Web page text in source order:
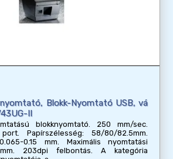
Blokk-Nyomtató USB, vá
II
blokknyomtató. 250 mm/sec.
Papírszélesség: 58/80/82.5mm.
0.15 mm. Maximális nyomtatási
203dpi felbontás. A kategória